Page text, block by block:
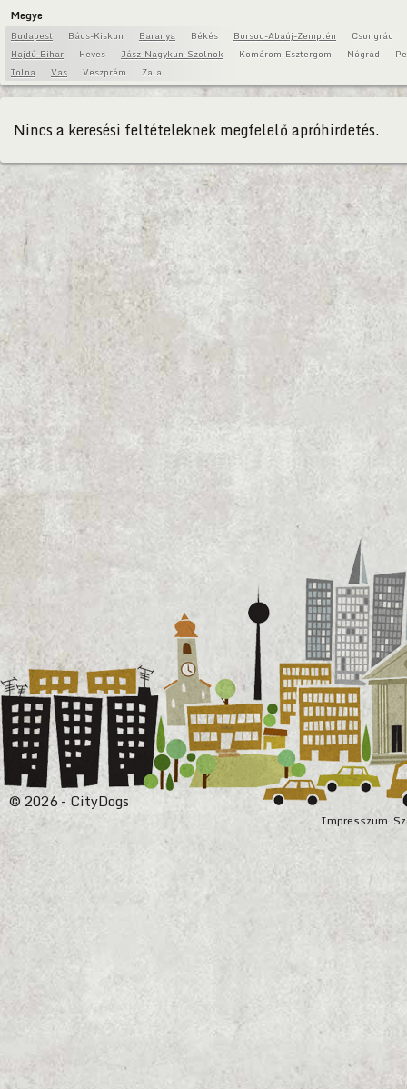
Megye
Budapest Bács-Kiskun Baranya Békés Borsod-Abaúj-Zemplén
Csongrád
Hajdú-Bihar
Heves Jász-Nagykun-Szolnok Komárom-Esztergom Nógrád
Tolna
Vas Veszprém Zala
Nincs a keresési feltételeknek megfelelő apróhirdetés.
Impresszum
© 2026 - CityDogs